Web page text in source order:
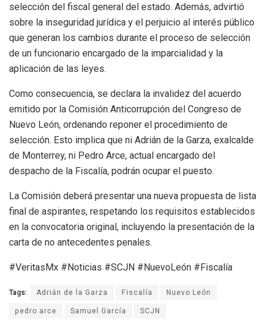
selección del fiscal general del estado. Además, advirtió
sobre la inseguridad jurídica y el perjuicio al interés público
que generan los cambios durante el proceso de selección
de un funcionario encargado de la imparcialidad y la
aplicación de las leyes.
Como consecuencia, se declara la invalidez del acuerdo
emitido por la Comisión Anticorrupción del Congreso de
Nuevo León, ordenando reponer el procedimiento de
selección. Esto implica que ni Adrián de la Garza, exalcalde
de Monterrey, ni Pedro Arce, actual encargado del
despacho de la Fiscalía, podrán ocupar el puesto.
La Comisión deberá presentar una nueva propuesta de lista
final de aspirantes, respetando los requisitos establecidos
en la convocatoria original, incluyendo la presentación de la
carta de no antecedentes penales.
#VeritasMx #Noticias #SCJN #NuevoLeón #Fiscalía
Tags: Adrián de la Garza Fiscalía
Nuevo León
pedro arce
Samuel García SCJN